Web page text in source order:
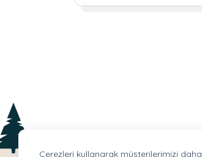
Çerezleri kullanarak müşterilerimizi